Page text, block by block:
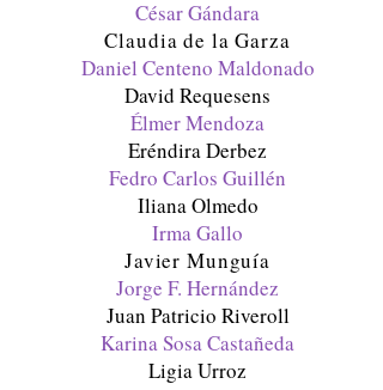
César Gándara
Claudia de la Garza
Daniel Centeno Maldonado
David Requesens
Élmer Mendoza
Eréndira Derbez
Fedro Carlos Guillén
Iliana Olmedo
Irma Gallo
Javier Munguía
Jorge F. Hernández
Juan Patricio Riveroll
Karina Sosa Castañeda
Ligia Urroz